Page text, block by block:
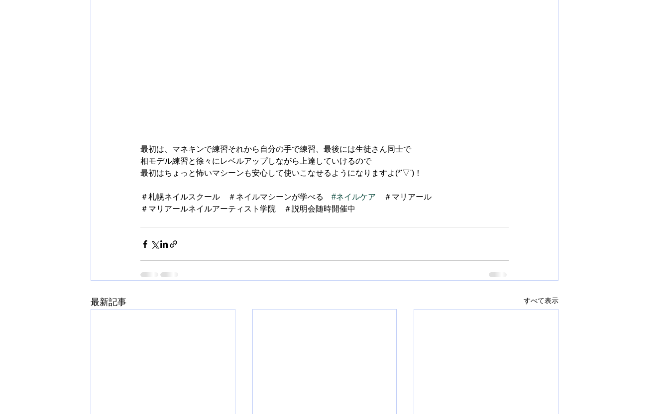
最初は、マネキンで練習それから自分の手で練習、最後には生徒さん同士で
相モデル練習と徐々にレベルアップしながら上達していけるので
最初はちょっと怖いマシーンも安心して使いこなせるようになりますよ(*'▽')！
＃札幌ネイルスクール　＃ネイルマシーンが学べる #ネイルケア ＃マリアール
＃マリアールネイルアーティスト学院　＃説明会随時開催中
最新記事 すべて表示